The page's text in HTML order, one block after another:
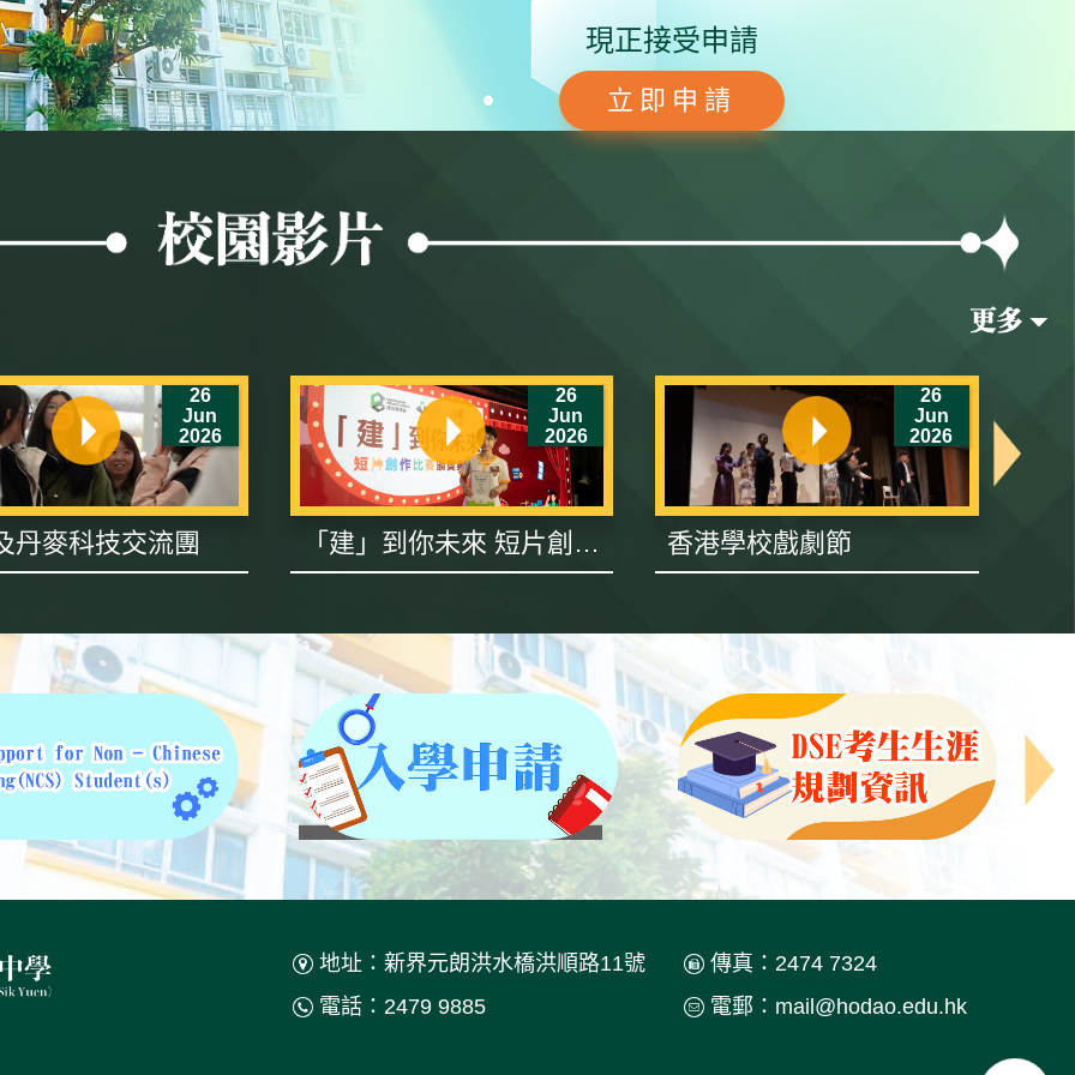
現正接受申請
立即申請
26
Jun
2026
丹麥科技交流團
26
Jun
2026
「建」到你未來 短片創作比賽
26
Jun
2026
香港學校戲劇節
地址：新界元朗洪水橋洪順路11號
電話：2479 9885
傳真：2474 7324
電郵： mail@hodao.edu.hk